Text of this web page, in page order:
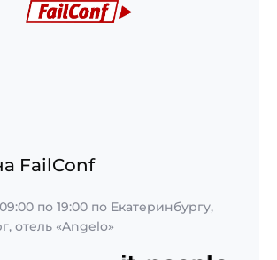
FailConf
09:00 по 19:00 по Екатеринбургу,
отель «Angelo»